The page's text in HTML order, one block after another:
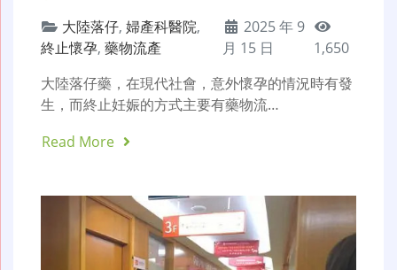
大陸落仔, 婦產科醫院,
終止懷孕, 藥物流產
2025 年 9
月 15 日
1,650
大陸落仔藥，在現代社會，意外懷孕的情況時有發
生，而終止妊娠的方式主要有藥物流…
Read More